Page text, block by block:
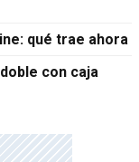
qué trae ahora
con caja